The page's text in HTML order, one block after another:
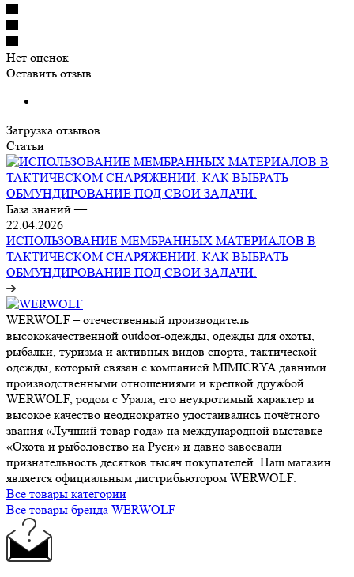
Нет оценок
Оставить отзыв
Загрузка отзывов...
Статьи
База знаний—
22.04.2026
ИСПОЛЬЗОВАНИЕ МЕМБРАННЫХ МАТЕРИАЛОВ В
ТАКТИЧЕСКОМ СНАРЯЖЕНИИ. КАК ВЫБРАТЬ
ОБМУНДИРОВАНИЕ ПОД СВОИ ЗАДАЧИ.
WERWOLF – отечественный производитель
высококачественной outdoor-одежды, одежды для охоты,
рыбалки, туризма и активных видов спорта, тактической
одежды, который связан с компанией MIMICRYA давними
производственными отношениями и крепкой дружбой.
WERWOLF, родом с Урала, его неукротимый характер и
высокое качество неоднократно удостаивались почётного
звания «Лучший товар года» на международной выставке
«Охота и рыболовство на Руси» и давно завоевали
признательность десятков тысяч покупателей. Наш магазин
является официальным дистрибьютором WERWOLF.
Все товары категории
Все товары бренда WERWOLF